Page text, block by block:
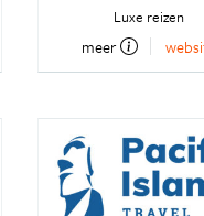
Luxe reizen
meer